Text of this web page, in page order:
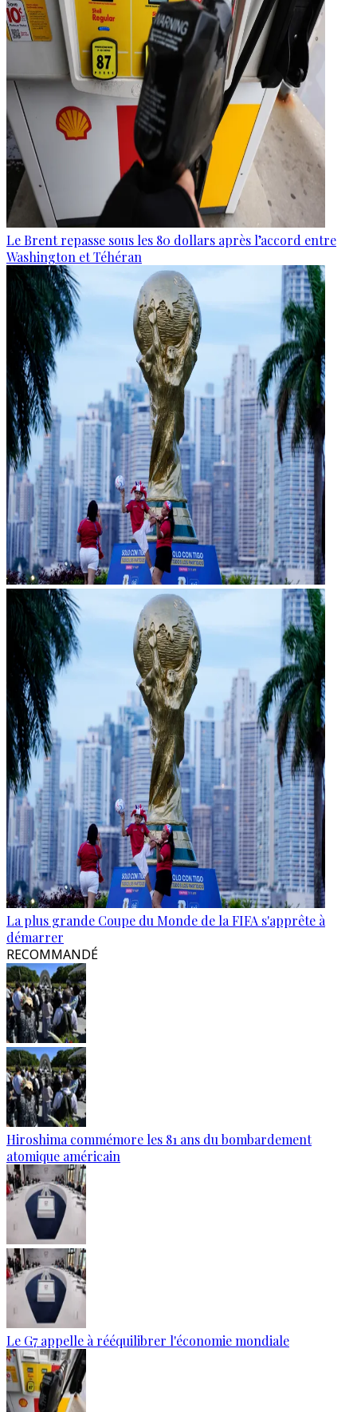
Le Brent repasse sous les 80 dollars après l’accord entre
Washington et Téhéran
La plus grande Coupe du Monde de la FIFA s'apprête à
démarrer
RECOMMANDÉ
Hiroshima commémore les 81 ans du bombardement
atomique américain
Le G7 appelle à rééquilibrer l'économie mondiale